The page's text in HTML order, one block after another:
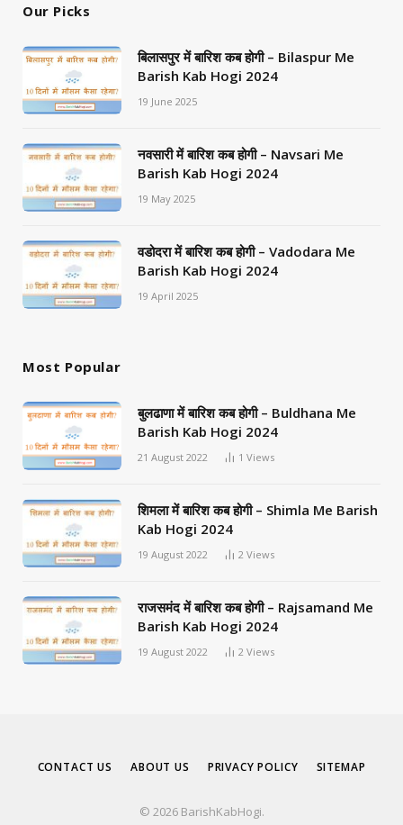
Our Picks
बिलासपुर में बारिश कब होगी – Bilaspur Me
Barish Kab Hogi 2024
19 June 2025
नवसारी में बारिश कब होगी – Navsari Me
Barish Kab Hogi 2024
19 May 2025
वडोदरा में बारिश कब होगी – Vadodara Me
Barish Kab Hogi 2024
19 April 2025
Most Popular
बुलढाणा में बारिश कब होगी – Buldhana Me
Barish Kab Hogi 2024
21 August 2022 1 Views
शिमला में बारिश कब होगी – Shimla Me Barish
Kab Hogi 2024
19 August 2022 2 Views
राजसमंद में बारिश कब होगी – Rajsamand Me
Barish Kab Hogi 2024
19 August 2022 2 Views
CONTACT US ABOUT US PRIVACY POLICY SITEMAP
© 2026 BarishKabHogi.